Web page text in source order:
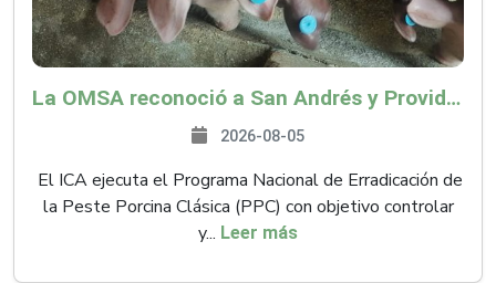
La OMSA reconoció a San Andrés y Providencia como zona libre de Peste Porcina Clásica (PPC)
2026-08-05
El ICA ejecuta el Programa Nacional de Erradicación de
la Peste Porcina Clásica (PPC) con objetivo controlar
y... Leer más